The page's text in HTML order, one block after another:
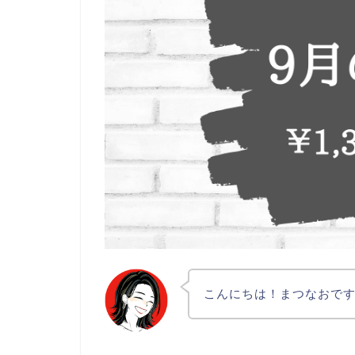
こんにちは！まつなおで